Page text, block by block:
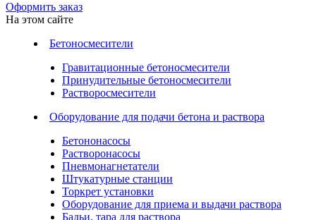
Оформить заказ
На этом сайте
Бетоносмесители
Гравитационные бетоносмесители
Принудительные бетоносмесители
Растворосмесители
Оборудование для подачи бетона и раствора
Бетононасосы
Растворонасосы
Пневмонагнетатели
Штукатурные станции
Торкрет установки
Оборудование для приема и выдачи раствора
Бадьи, тара для раствора